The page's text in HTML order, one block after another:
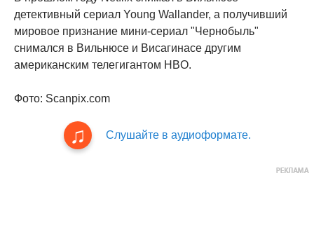
детективный сериал Young Wallander, а получивший
мировое признание мини-сериал "Чернобыль"
снимался в Вильнюсе и Висагинасе другим
американским телегигантом HBO.
Фото: Scanpix.com
Слушайте в аудиоформате.